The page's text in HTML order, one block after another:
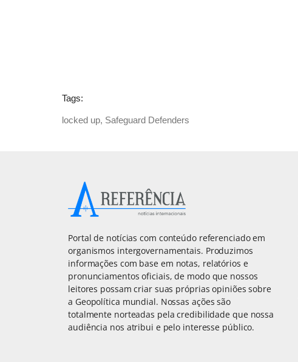
Tags:
locked up, Safeguard Defenders
Portal de notícias com conteúdo referenciado em
organismos intergovernamentais. Produzimos
informações com base em notas, relatórios e
pronunciamentos oficiais, de modo que nossos
leitores possam criar suas próprias opiniões sobre
a Geopolítica mundial. Nossas ações são
totalmente norteadas pela credibilidade que nossa
audiência nos atribui e pelo interesse público.